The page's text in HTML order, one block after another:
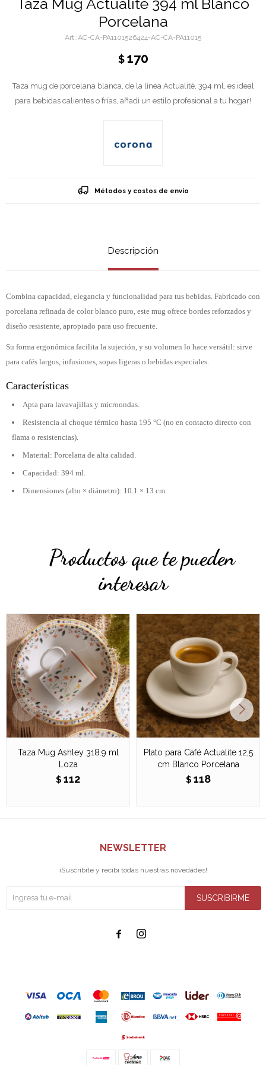
Taza Mug Actualite 394 ml Blanco
Porcelana
AC-CA-PA1101526424-AC-CA-PA11015
$ 170
Taza mug de porcelana blanca, de la línea Actualité, 394 ml, es ideal
para bebidas calientes o frías, añadì un estilo profesional a tu hogar!
Métodos y costos de envío
Descripción
Combina capacidad, elegancia y funcionalidad para tus bebidas. Fabricado con
porcelana refinada de color blanco puro, este mug ofrece bordes reforzados y
diseño resistente, apropiado para uso frecuente.
Su forma ergonómica facilita la sujeción, y su volumen lo hace versátil: sirve
para cafés largos, infusiones, sopas ligeras o bebidas especiales.
Características
Apta para lavavajillas y microondas.
Resistencia al choque térmico hasta 195 °C (no en contacto directo con
flama o resistencias).
Material: Porcelana de alta calidad.
Capacidad: 394 ml.
Dimensiones (alto × diámetro): 10.1 × 13 cm.
Productos que te pueden
interesar
Taza Mug Ashley 318.9 ml
Loza
$ 112
Plato para Café Actualite 12,5
cm Blanco Porcelana
$ 118
NEWSLETTER
¡Suscribite y recibí todas nuestras novedades!
SUSCRIBIRME
 